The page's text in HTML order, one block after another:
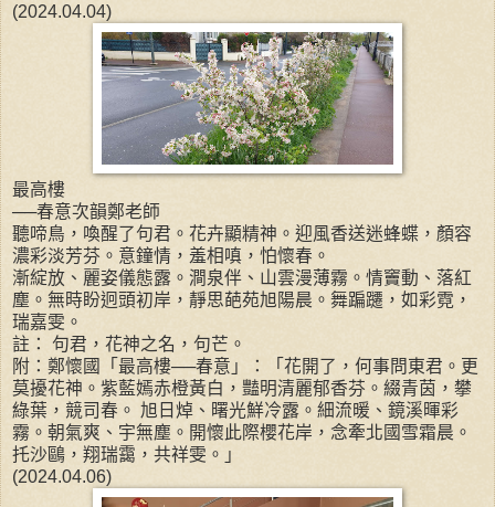
(2024.04.04)
最高樓
──春意次韻鄭老師
聽啼鳥，喚醒了句君。花卉顯精神。迎風香送迷蜂蝶，顏容
濃彩淡芳芬。意鐘情，羞相嗔，怕懷春。
漸綻放、麗姿儀態露。澗泉伴、山雲漫薄霧。情竇動、落紅
塵。無時盼迥頭初岸，靜思葩苑旭陽晨。舞蹁躚，如彩霓，
瑞嘉雯。
註： 句君，花神之名，句芒。
附：鄭懷國「最高樓──春意」：「花開了，何事問東君。更
莫擾花神。紫藍嫣赤橙黃白，豔明清麗郁香芬。綴青茵，攀
綠葉，競司春。 旭日焯、曙光鮮冷露。細流暖、鏡溪暉彩
霧。朝氣爽、宇無塵。開懷此際櫻花岸，念牽北國雪霜晨。
托沙鷗，翔瑞靄，共祥雯。」
(2024.04.06)